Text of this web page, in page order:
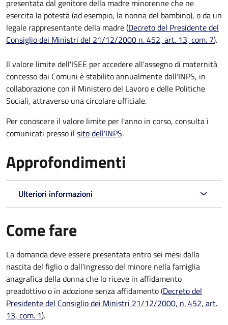
presentata dal genitore della madre minorenne che ne
esercita la potestà (ad esempio, la nonna del bambino), o da un
legale rappresentante della madre (Decreto del Presidente del
Consiglio dei Ministri del 21/12/2000 n. 452, art. 13, com. 7).
Il valore limite dell'ISEE per accedere all'assegno di maternità
concesso dai Comuni è stabilito annualmente dall'INPS, in
collaborazione con il Ministero del Lavoro e delle Politiche
Sociali, attraverso una circolare ufficiale.
Per conoscere il valore limite per l'anno in corso, consulta i
comunicati presso il sito dell'INPS.
Approfondimenti
Ulteriori informazioni
Come fare
La domanda deve essere presentataentro sei mesi dalla
nascita del figlio o dall'ingresso del minore nella famiglia
anagrafica della donna che lo riceve in affidamento
preadottivo o in adozione senza affidamento (Decreto del
Presidente del Consiglio dei Ministri 21/12/2000, n. 452, art.
13, com. 1).